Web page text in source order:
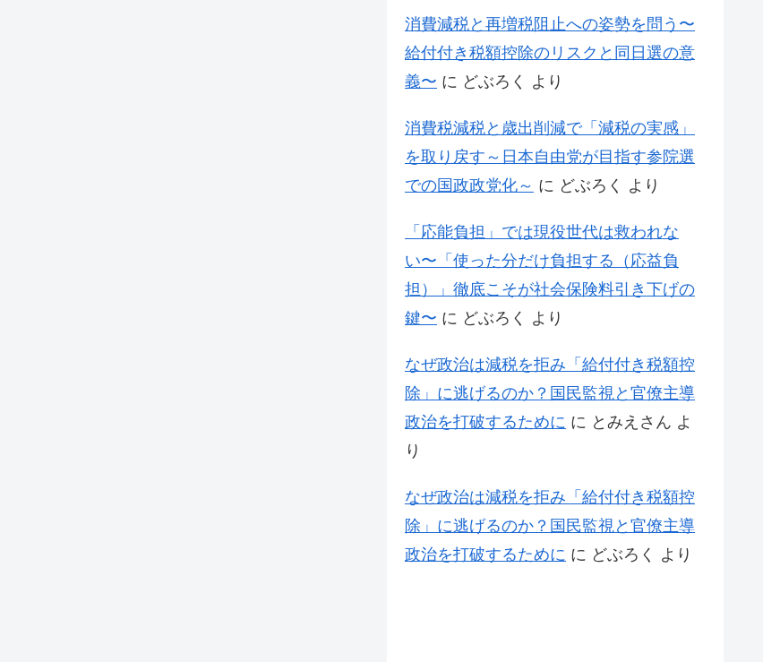
消費減税と再増税阻止への姿勢を問う〜
給付付き税額控除のリスクと同日選の意
義〜 に どぶろく より
消費税減税と歳出削減で「減税の実感」
を取り戻す～日本自由党が目指す参院選
での国政政党化～ に どぶろく より
「応能負担」では現役世代は救われな
い〜「使った分だけ負担する（応益負
担）」徹底こそが社会保険料引き下げの
鍵〜 に どぶろく より
なぜ政治は減税を拒み「給付付き税額控
除」に逃げるのか？国民監視と官僚主導
政治を打破するために に とみえさん よ
り
なぜ政治は減税を拒み「給付付き税額控
除」に逃げるのか？国民監視と官僚主導
政治を打破するために に どぶろく より